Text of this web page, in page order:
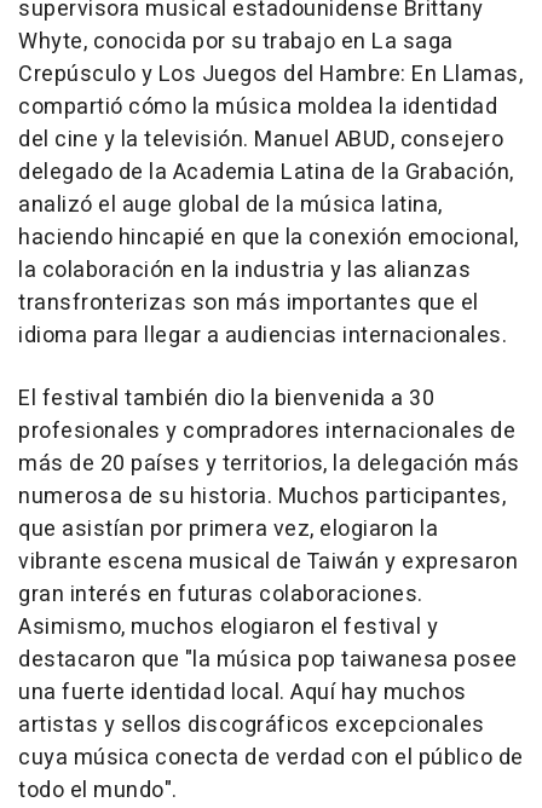
supervisora musical estadounidense Brittany
Whyte, conocida por su trabajo en La saga
Crepúsculo y Los Juegos del Hambre: En Llamas,
compartió cómo la música moldea la identidad
del cine y la televisión. Manuel ABUD, consejero
delegado de la Academia Latina de la Grabación,
analizó el auge global de la música latina,
haciendo hincapié en que la conexión emocional,
la colaboración en la industria y las alianzas
transfronterizas son más importantes que el
idioma para llegar a audiencias internacionales.
El festival también dio la bienvenida a 30
profesionales y compradores internacionales de
más de 20 países y territorios, la delegación más
numerosa de su historia. Muchos participantes,
que asistían por primera vez, elogiaron la
vibrante escena musical de Taiwán y expresaron
gran interés en futuras colaboraciones.
Asimismo, muchos elogiaron el festival y
destacaron que "la música pop taiwanesa posee
una fuerte identidad local. Aquí hay muchos
artistas y sellos discográficos excepcionales
cuya música conecta de verdad con el público de
todo el mundo".